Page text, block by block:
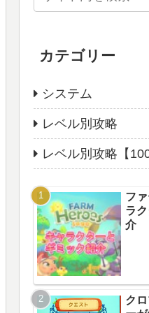
カテゴリー
システム
レベル別攻略
レベル別攻略【
フ
ラ
介
ク